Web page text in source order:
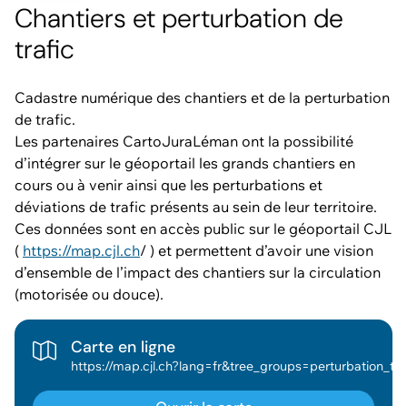
Chantiers et perturbation de
trafic
Cadastre numérique des chantiers et de la perturbation
de trafic.
Les partenaires CartoJuraLéman ont la possibilité
d’intégrer sur le géoportail les grands chantiers en
cours ou à venir ainsi que les perturbations et
déviations de trafic présents au sein de leur territoire.
Ces données sont en accès public sur le géoportail CJL
( https://map.cjl.ch/ ) et permettent d’avoir une vision
d’ensemble de l’impact des chantiers sur la circulation
(motorisée ou douce).
Carte en ligne